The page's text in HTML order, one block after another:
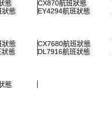
態 CX870航班狀態
狀態 EY4294航班狀態
狀態 CX7680航班狀態
態 DL7916航班狀態
態